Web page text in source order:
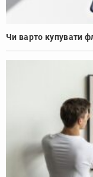
Чи варто купувати